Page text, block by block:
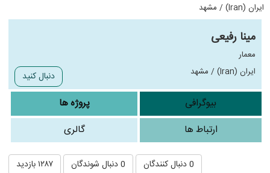
ایران (Iran) / مشهد
مینا رفیعی
معمار
ایران (Iran) / مشهد
دنبال کنید
بیوگرافی
پروژه ها
ارتباط ها
گالری
0 دنبال کنندگان 0 دنبال شوندگان ۱۲۸۷ بازدید